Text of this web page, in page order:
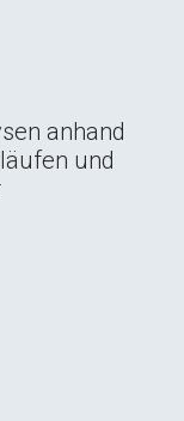
anhand
und